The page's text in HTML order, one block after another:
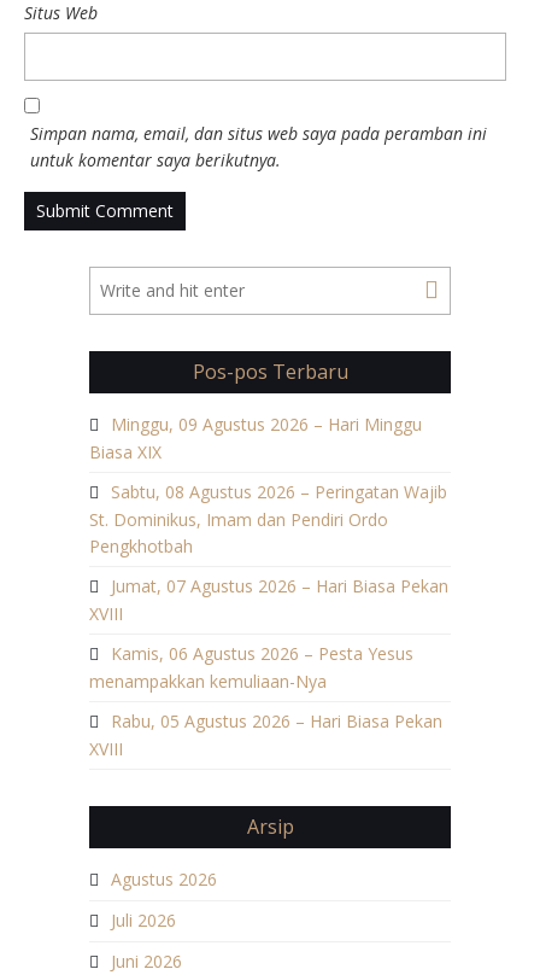
Situs Web
Simpan nama, email, dan situs web saya pada peramban ini
untuk komentar saya berikutnya.
Pos-pos Terbaru
Minggu, 09 Agustus 2026 – Hari Minggu
Biasa XIX
Sabtu, 08 Agustus 2026 – Peringatan Wajib
St. Dominikus, Imam dan Pendiri Ordo
Pengkhotbah
Jumat, 07 Agustus 2026 – Hari Biasa Pekan
XVIII
Kamis, 06 Agustus 2026 – Pesta Yesus
menampakkan kemuliaan-Nya
Rabu, 05 Agustus 2026 – Hari Biasa Pekan
XVIII
Arsip
Agustus 2026
Juli 2026
Juni 2026